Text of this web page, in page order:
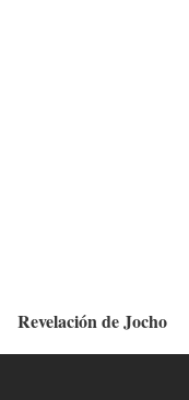
Revelación de Jocho